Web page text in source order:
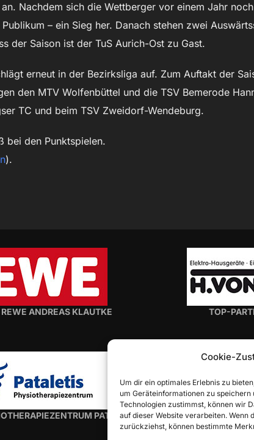
Cookie-
Um dir ein optimales Erlebnis zu
um Geräteinformationen zu
Technologien zustimmst, können wir
auf dieser Website verarbeiten. Wenn
zurückziehst, können bestimmte
Nachdem sich die Wettberger vor einem Jahr
– ein Sieg her. Danach stehen zwei
der Saison ist der TuS Aurich-Ost zu Gast.
erneut in der Bezirksliga auf. Zum Auftakt der
den MTV Wolfenbüttel und die TSV Bemerode
TC und beim TSV Zweidorf-Wendeburg.
bei den Punktspielen.
).
ANDREAS KLAUTKE
PATALETIS
TOP-
TOP-PARTNER